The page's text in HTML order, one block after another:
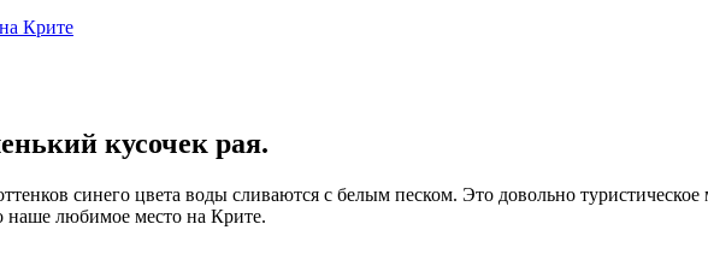
Крите
кусочек рая.
синего цвета воды сливаются с белым песком. Это довольно туристическое
наше любимое место на Крите.